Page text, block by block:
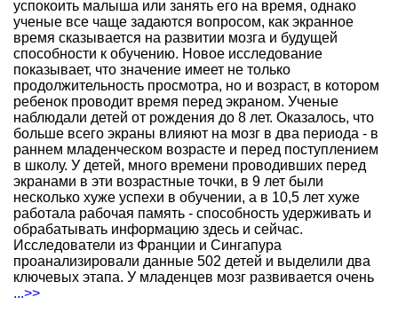
успокоить малыша или занять его на время, однако
ученые все чаще задаются вопросом, как экранное
время сказывается на развитии мозга и будущей
способности к обучению. Новое исследование
показывает, что значение имеет не только
продолжительность просмотра, но и возраст, в котором
ребенок проводит время перед экраном. Ученые
наблюдали детей от рождения до 8 лет. Оказалось, что
больше всего экраны влияют на мозг в два периода - в
раннем младенческом возрасте и перед поступлением
в школу. У детей, много времени проводивших перед
экранами в эти возрастные точки, в 9 лет были
несколько хуже успехи в обучении, а в 10,5 лет хуже
работала рабочая память - способность удерживать и
обрабатывать информацию здесь и сейчас.
Исследователи из Франции и Сингапура
проанализировали данные 502 детей и выделили два
ключевых этапа. У младенцев мозг развивается очень
...>>